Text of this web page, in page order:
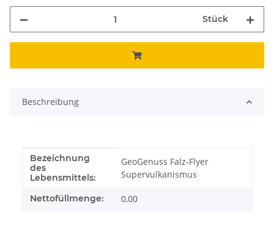
Stück
Beschreibung
Produkteigenschaft
Wert
Bezeichnung
des
Lebensmittels:
GeoGenuss Falz-Flyer
Supervulkanismus
Nettofüllmenge: 0,00